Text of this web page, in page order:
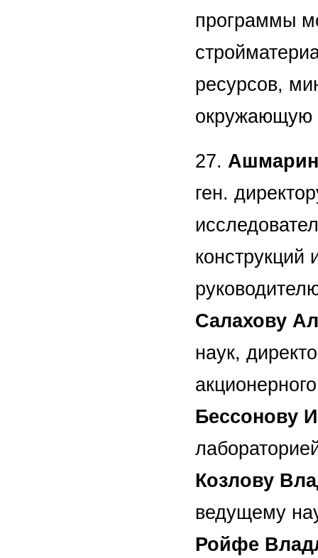
программы
ресурсов,
окружающую
27.
ген.
конструкций
Салахову
наук,
Бессонову
Козлову
ведущему
Ройфе